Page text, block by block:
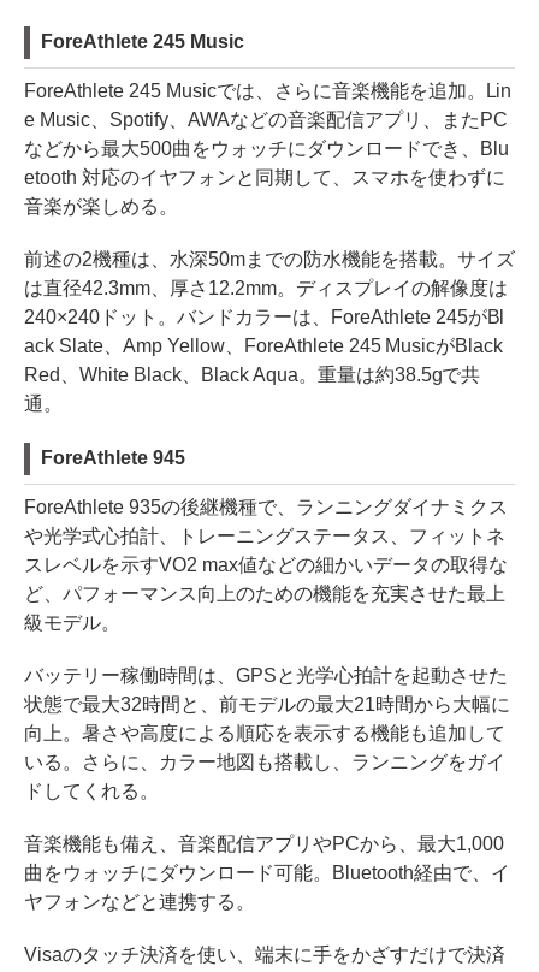
ForeAthlete 245 Music
ForeAthlete 245 Musicでは、さらに音楽機能を追加。Lin
e Music、Spotify、AWAなどの音楽配信アプリ、またPC
などから最大500曲をウォッチにダウンロードでき、Blu
etooth 対応のイヤフォンと同期して、スマホを使わずに
音楽が楽しめる。
前述の2機種は、水深50mまでの防水機能を搭載。サイズ
は直径42.3mm、厚さ12.2mm。ディスプレイの解像度は
240×240ドット。バンドカラーは、ForeAthlete 245がBl
ack Slate、Amp Yellow、ForeAthlete 245 MusicがBlack
Red、White Black、Black Aqua。重量は約38.5gで共
通。
ForeAthlete 945
ForeAthlete 935の後継機種で、ランニングダイナミクス
や光学式心拍計、トレーニングステータス、フィットネ
スレベルを示すVO2 max値などの細かいデータの取得な
ど、パフォーマンス向上のための機能を充実させた最上
級モデル。
バッテリー稼働時間は、GPSと光学心拍計を起動させた
状態で最大32時間と、前モデルの最大21時間から大幅に
向上。暑さや高度による順応を表示する機能も追加して
いる。さらに、カラー地図も搭載し、ランニングをガイ
ドしてくれる。
音楽機能も備え、音楽配信アプリやPCから、最大1,000
曲をウォッチにダウンロード可能。Bluetooth経由で、イ
ヤフォンなどと連携する。
Visaのタッチ決済を使い、端末に手をかざすだけで決済